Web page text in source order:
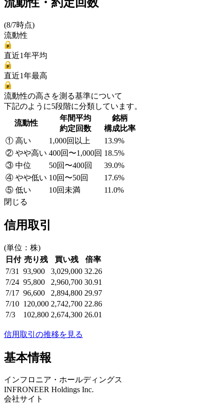
(8/7時点)
流動性
直近1年平均
直近1年最高
流動性の高さを測る基準について
下記のように5段階に分類しています。
流動性
年間平均
約定回数
銘柄
構成比率
① 高い
1,000回以上
13.9%
② やや高い 400回〜1,000回 18.5%
③ 中位
50回〜400回
39.0%
④ やや低い 10回〜50回
17.6%
⑤ 低い
10回未満
11.0%
閉じる
信用取引
(単位：株)
日付 売り残 買い残
倍率
7/31
93,900 3,029,000 32.26
7/24 95,800 2,960,700 30.91
7/17 96,600 2,894,800 29.97
7/10 120,000 2,742,700 22.86
7/3
102,800 2,674,300 26.01
信用取引の推移を見る
基本情報
インフロニア・ホールディングス
INFRONEER Holdings Inc.
会社サイト